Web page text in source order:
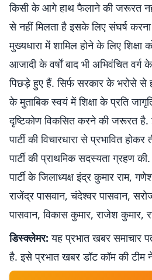
किसी के आगे हाथ फैलाने की जरूरत
से नहीं मिलता है इसके लिए संघर्ष
मुख्यधारा में शामिल होने के लिए
आजादी के वर्षों बाद भी अभिवंचित वर्ग
पिछड़े हुए हैं. सिर्फ सरकार के भरोसे से
के मुताबिक स्वयं में शिक्षा के प्रति
दृष्टिकोण विकसित करने की जरूरत
पार्टी की विचारधारा से प्रभावित
पार्टी की प्राथमिक सदस्यता ग्रहण
पार्टी के जिलाध्यक्ष इंद्र कुमार राम,
राजेंद्र पासवान, चंदेश्वर पासवान,
पासवान, विकास कुमार, राजेश कुमार,
डिस्क्लेमर: यह प्रभात खबर समाचार
है. इसे प्रभात खबर डॉट कॉम की टीम